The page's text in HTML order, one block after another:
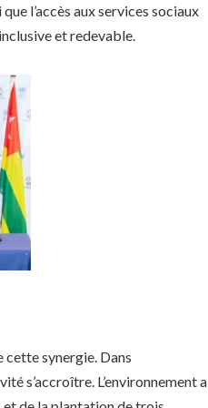
l’accès aux services sociaux
et redevable.
cette synergie. Dans
s’accroître. L’environnement a